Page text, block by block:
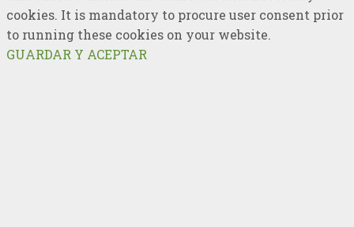
cookies. It is mandatory to procure user consent prior
to running these cookies on your website.
GUARDAR Y ACEPTAR